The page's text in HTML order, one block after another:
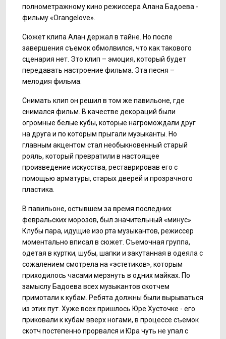
полнометражному кино режиссера Алана Бадоева -
фильму «Orangelove».
Сюжет клипа Алан держал в тайне. Но после
завершения съемок обмолвился, что как такового
сценария нет. Это клип – эмоция, который будет
передавать настроение фильма. Эта песня –
мелодия фильма.
Снимать клип он решил в том же павильоне, где
снимался фильм. В качестве декораций были
огромные белые кубы, которые нагромождали друг
на друга и по которым прыгали музыканты. Но
главным акцентом стал необыкновенный старый
рояль, который превратили в настоящее
произведение искусства, реставрировав его с
помощью арматуры, старых дверей и прозрачного
пластика.
В павильоне, остывшем за время последних
февральских морозов, был значительный «минус».
Клубы пара, идущие изо рта музыкантов, режиссер
моментально вписал в сюжет. Съемочная группа,
одетая в куртки, шубы, шапки и закутанная в одеяла с
сожалением смотрела на «эстетиков», которым
приходилось часами мерзнуть в одних майках. По
замыслу Бадоева всех музыкантов скотчем
примотали к кубам. Ребята должны были вырываться
из этих пут. Хуже всех пришлось Юре Хусточке - его
приковали к кубам вверх ногами, в процессе съемок
скотч постепенно прорвался и Юра чуть не упал с